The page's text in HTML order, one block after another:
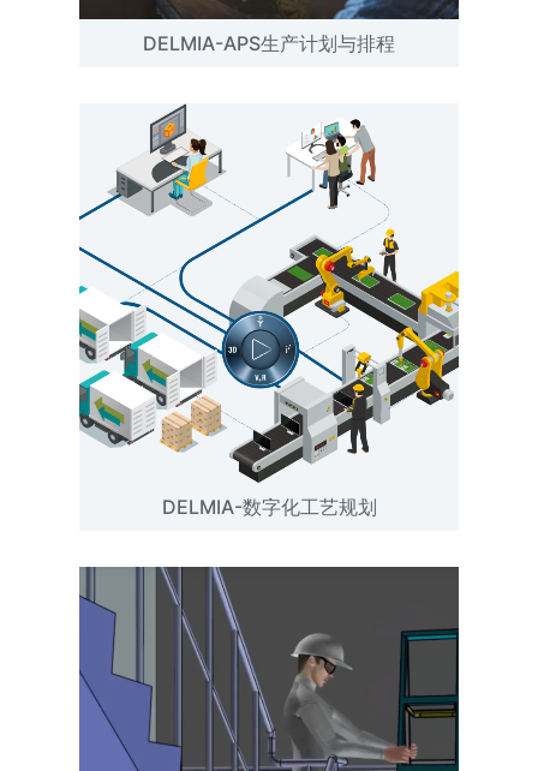
DELMIA-APS生产计划与排程
DELMIA-数字化工艺规划